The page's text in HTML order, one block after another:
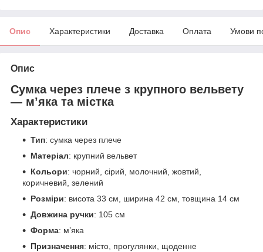
Опис Характеристики Доставка Оплата Умови
Опис
Сумка через плече з крупного вельвету
— м’яка та містка
Характеристики
Тип: сумка через плече
Матеріал: крупний вельвет
Кольори: чорний, сірий, молочний, жовтий,
коричневий, зелений
Розміри: висота 33 см, ширина 42 см, товщина 14 см
Довжина ручки: 105 см
Форма: м’яка
Призначення: місто, прогулянки, щоденне